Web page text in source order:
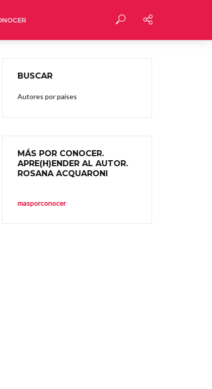
BUSCAR
Autores por países
MÁS POR CONOCER.
APRE(H)ENDER AL AUTOR.
ROSANA ACQUARONI
masporconocer